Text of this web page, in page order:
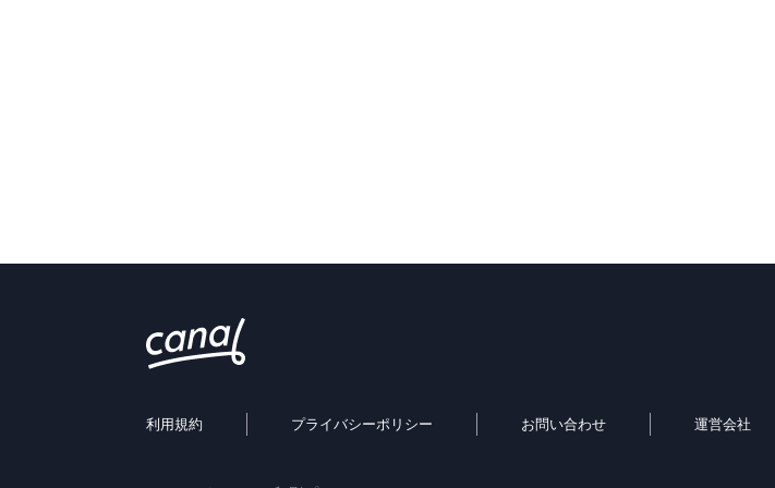
利用規約 プライバシーポリシー お問い合わせ 運営会社